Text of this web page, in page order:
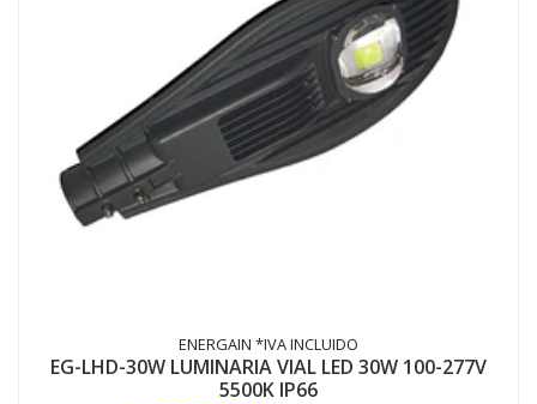
ENERGAIN *IVA INCLUIDO
EG-LHD-30W LUMINARIA VIAL LED 30W 100-277V
5500K IP66